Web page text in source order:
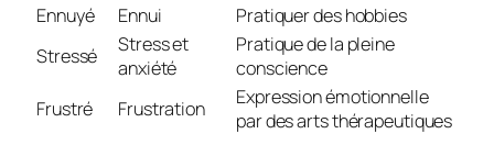
Ennuyé
Ennui
Pratiquer des hobbies
Stressé
Stress et
anxiété
Pratique de la pleine
conscience
Frustré
Frustration
Expression émotionnelle
par des arts thérapeutiques